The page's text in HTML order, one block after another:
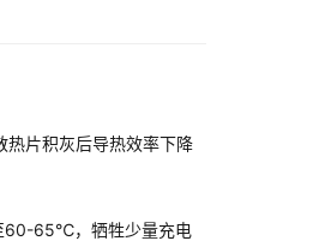
热片积灰后导热效率下降
60-65℃，牺牲少量充电